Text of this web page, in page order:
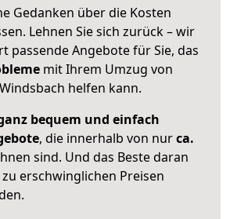
Gedanken über die Kosten
Lehnen Sie sich zurück – wir
passende Angebote für Sie, das
mit Ihrem Umzug von
helfen kann.
bequem und einfach
, die innerhalb von nurca.
sind. Und das Beste daran
erschwinglichen Preisen